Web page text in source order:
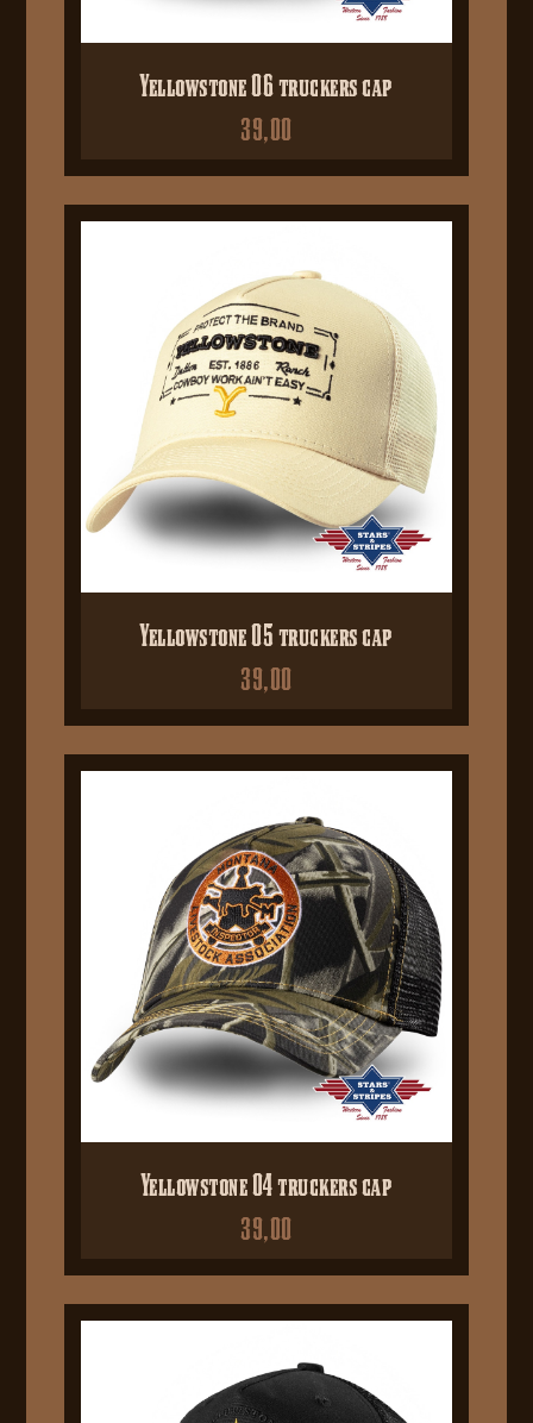
Yellowstone 06 truckers cap
39,00
Yellowstone 05 truckers cap
39,00
Yellowstone 04 truckers cap
39,00